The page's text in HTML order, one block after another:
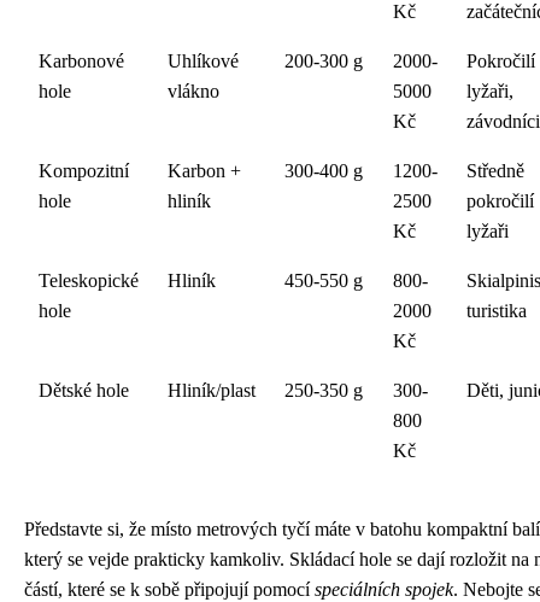
Kč
Karbonové
hole
Uhlíkové
vlákno
200-300 g
2000-
5000
Kč
Pokročilí
lyžaři,
závodníci
Kompozitní
hole
Karbon +
hliník
300-400 g
1200-
2500
Kč
Středně
pokročilí
lyžaři
Teleskopické
hole
Hliník 450-550 g
800-
2000
Kč
turistika
Dětské hole Hliník/plast 250-350 g
300-
800
Kč
Děti,
Představte si, že místo metrových tyčí máte v batohu kompaktní
který se vejde prakticky kamkoliv. Skládací hole se dají rozložit na
částí, které se k sobě připojují pomocíspeciálních spojek. Nebojte